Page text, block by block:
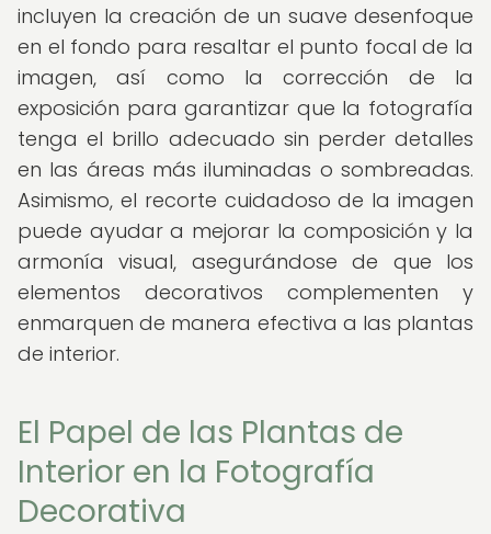
incluyen la creación de un suave desenfoque
en el fondo para resaltar el punto focal de la
imagen, así como la corrección de la
exposición para garantizar que la fotografía
tenga el brillo adecuado sin perder detalles
en las áreas más iluminadas o sombreadas.
Asimismo, el recorte cuidadoso de la imagen
puede ayudar a mejorar la composición y la
armonía visual, asegurándose de que los
elementos decorativos complementen y
enmarquen de manera efectiva a las plantas
de interior.
El Papel de las Plantas de
Interior en la Fotografía
Decorativa